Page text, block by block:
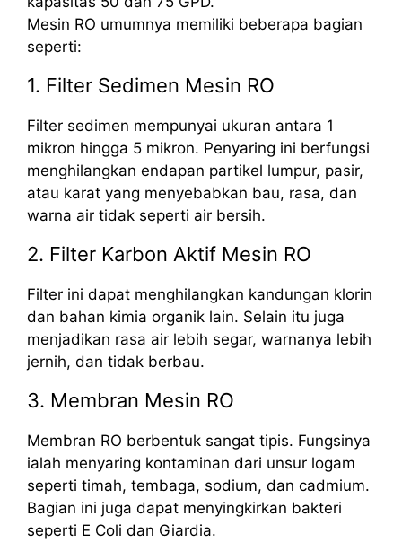
Mesin RO umumnya memiliki beberapa bagian
seperti:
1. Filter Sedimen Mesin RO
Filter sedimen mempunyai ukuran antara 1
mikron hingga 5 mikron. Penyaring ini berfungsi
menghilangkan endapan partikel lumpur, pasir,
atau karat yang menyebabkan bau, rasa, dan
warna air tidak seperti air bersih.
2. Filter Karbon Aktif Mesin RO
Filter ini dapat menghilangkan kandungan klorin
dan bahan kimia organik lain. Selain itu juga
menjadikan rasa air lebih segar, warnanya lebih
jernih, dan tidak berbau.
3. Membran Mesin RO
Membran RO berbentuk sangat tipis. Fungsinya
ialah menyaring kontaminan dari unsur logam
seperti timah, tembaga, sodium, dan cadmium.
Bagian ini juga dapat menyingkirkan bakteri
seperti E Coli dan Giardia.